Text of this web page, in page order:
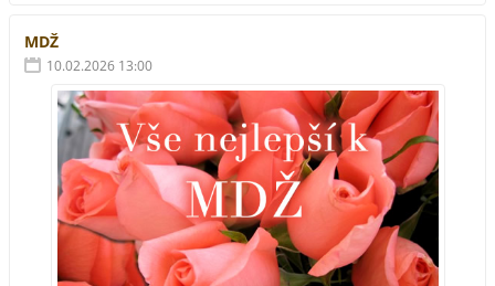
MDŽ
10.02.2026 13:00